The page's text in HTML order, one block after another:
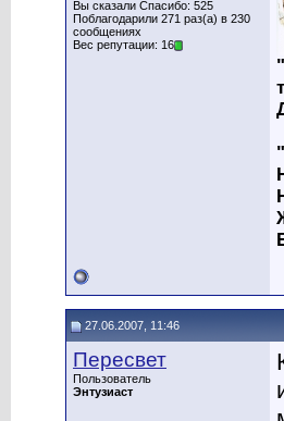
Вы сказали Спасибо: 525
Поблагодарили 271 раз(а) в 230
сообщениях
Вес репутации: 16
27.06.2007, 11:46
Пересвет
Пользователь
Энтузиаст